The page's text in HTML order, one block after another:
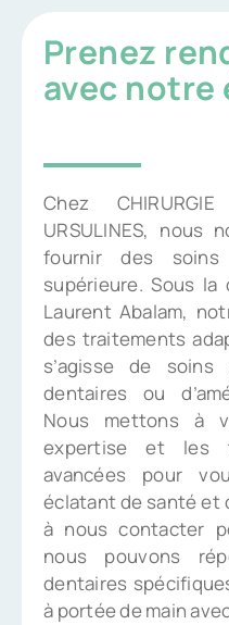
Prenez
avec notre
Chez
URSULINES, nous
fournir des
supérieure. Sous
Laurent Abalam,
des traitements
s’agisse de soins
dentaires ou
Nous mettons à
expertise et les
avancées pour
éclatant de santé et
à nous contacter
nous pouvons
dentaires
à portée de main